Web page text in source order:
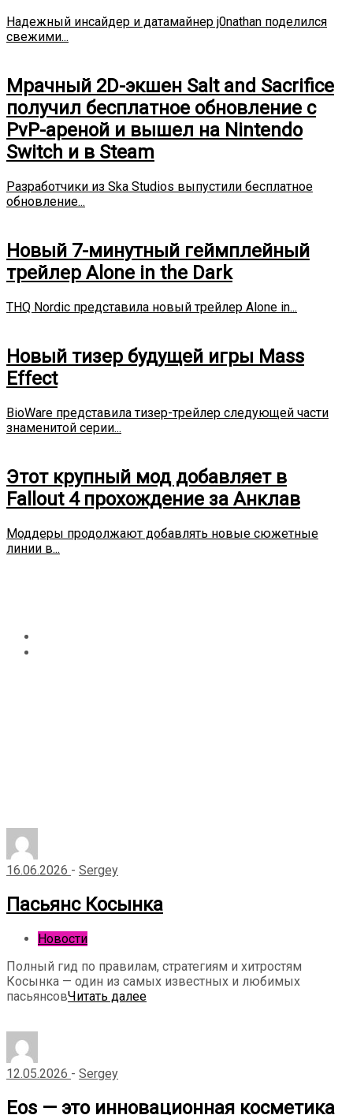
Надежный инсайдер и датамайнер j0nathan поделился
свежими...
Мрачный 2D-экшен Salt and Sacrifice
получил бесплатное обновление с
PvP-ареной и вышел на Nintendo
Switch и в Steam
Разработчики из Ska Studios выпустили бесплатное
обновление...
Новый 7-минутный геймплейный
трейлер Alone in the Dark
THQ Nordic представила новый трейлер Alone in...
Новый тизер будущей игры Mass
Effect
BioWare представила тизер-трейлер следующей части
знаменитой серии...
Этот крупный мод добавляет в
Fallout 4 прохождение за Анклав
Моддеры продолжают добавлять новые сюжетные
линии в...
16.06.2026 - Sergey
Пасьянс Косынка
Новости
Полный гид по правилам, стратегиям и хитростям
Косынка — один из самых известных и любимых
пасьянсовЧитать далее
12.05.2026 - Sergey
Eos — это инновационная косметика